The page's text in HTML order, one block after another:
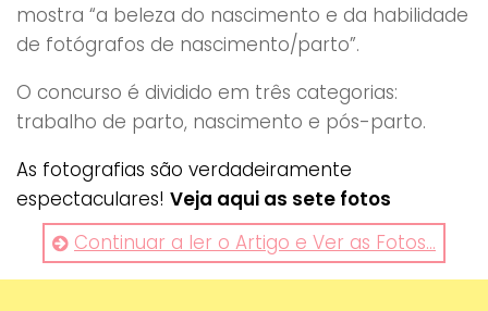
mostra “a beleza do nascimento e da habilidade
de fotógrafos de nascimento/parto”.
O concurso é dividido em três categorias:
trabalho de parto, nascimento e pós-parto.
As fotografias são verdadeiramente
espectaculares! Veja aqui as sete fotos
vencedoras:
Continuar a ler o Artigo e Ver as Fotos...